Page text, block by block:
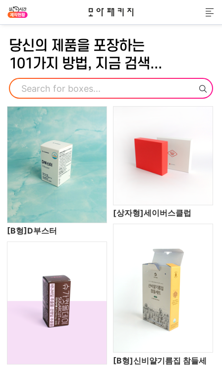
모아패키지
메
당신의 제품을 포장하는
101가지 방법, 지금 검색...
검색
[B형]D부스터
[상자형]세이버스클럽
[B형]신비얄기름집 참들세